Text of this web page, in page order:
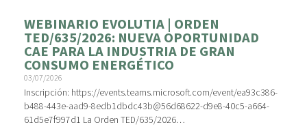
WEBINARIO EVOLUTIA | ORDEN
TED/635/2026: NUEVA OPORTUNIDAD
CAE PARA LA INDUSTRIA DE GRAN
CONSUMO ENERGÉTICO
03/07/2026
Inscripción: https://events.teams.microsoft.com/event/ea93c386-
b488-443e-aad9-8edb1dbdc43b@56d68622-d9e8-40c5-a664-
61d5e7f997d1 La Orden TED/635/2026…